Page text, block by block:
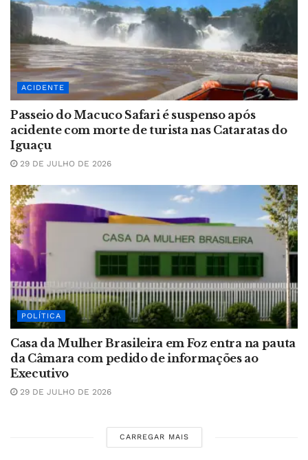
ACIDENTE
Passeio do Macuco Safari é suspenso após
acidente com morte de turista nas Cataratas do
Iguaçu
29 DE JULHO DE 2026
POLÍTICA
Casa da Mulher Brasileira em Foz entra na pauta
da Câmara com pedido de informações ao
Executivo
29 DE JULHO DE 2026
CARREGAR MAIS